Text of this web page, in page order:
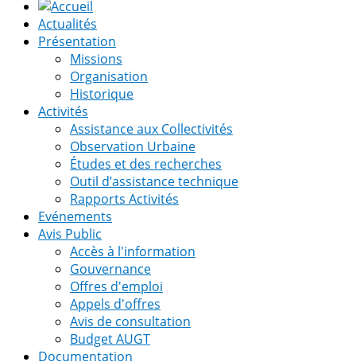
Actualités
Présentation
Missions
Organisation
Historique
Activités
Assistance aux Collectivités
Observation Urbaine
Études et des recherches
Outil d’assistance technique
Rapports Activités
Evénements
Avis Public
Accès à l'information
Gouvernance
Offres d'emploi
Appels d'offres
Avis de consultation
Budget AUGT
Documentation